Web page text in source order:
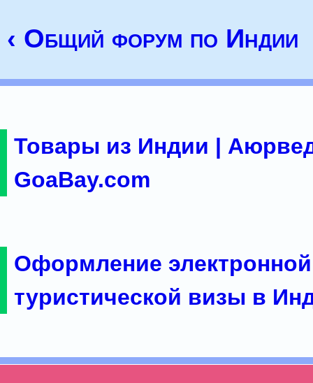
‹ Общий форум по Индии
Товары из Индии |
GoaBay.com
Оформление электронной
туристической визы в